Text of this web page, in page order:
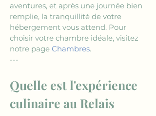
aventures, et après une journée bien
remplie, la tranquillité de votre
hébergement vous attend. Pour
choisir votre chambre idéale, visitez
notre page Chambres.
---
Quelle est l'expérience
culinaire au Relais